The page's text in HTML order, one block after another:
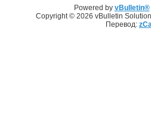
Powered by vBulletin®
Copyright © 2026 vBulletin
Перевод: